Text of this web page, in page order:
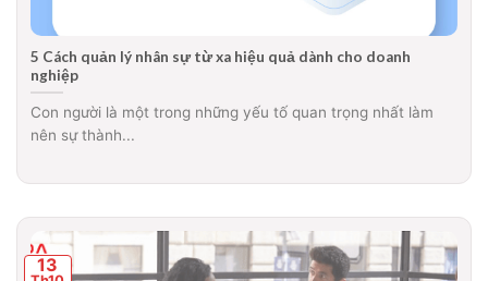
5 Cách quản lý nhân sự từ xa hiệu quả dành cho doanh
nghiệp
Con người là một trong những yếu tố quan trọng nhất làm
nên sự thành...
13